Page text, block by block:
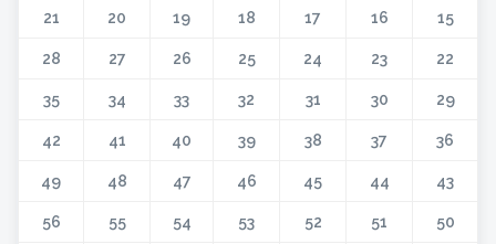
15
16
17
18
19
20
21
22
23
24
25
26
27
28
29
30
31
32
33
34
35
36
37
38
39
40
41
42
43
44
45
46
47
48
49
50
51
52
53
54
55
56